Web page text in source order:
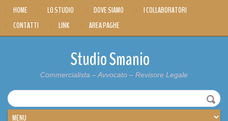
HOME LO STUDIO DOVE SIAMO
I COLLABORATORI
CONTATTI
LINK AREA PAGHE
Studio Smanio
Commercialista – Avvocato – Revisore Legale